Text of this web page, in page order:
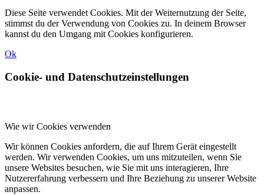
Diese Seite verwendet Cookies. Mit der Weiternutzung der Seite,
stimmst du der Verwendung von Cookies zu. In deinem Browser
kannst du den Umgang mit Cookies konfigurieren.
Ok
Cookie- und Datenschutzeinstellungen
Wie wir Cookies verwenden
Wir können Cookies anfordern, die auf Ihrem Gerät eingestellt
werden. Wir verwenden Cookies, um uns mitzuteilen, wenn Sie
unsere Websites besuchen, wie Sie mit uns interagieren, Ihre
Nutzererfahrung verbessern und Ihre Beziehung zu unserer Website
anpassen.